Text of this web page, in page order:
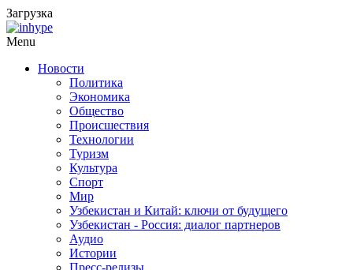
Загрузка
Menu
Новости
Политика
Экономика
Общество
Происшествия
Технологии
Туризм
Культура
Спорт
Мир
Узбекистан и Китай: ключи от будущего
Узбекистан - Россия: диалог партнеров
Аудио
Истории
Пресс-релизы